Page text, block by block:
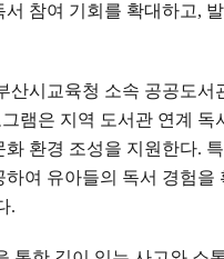
참여 기회를 확대하고,
산시교육청 소속 공공도서
램은 지역 도서관 연계 독
환경 조성을 지원한다.
여 유아들의 독서 경험을
.